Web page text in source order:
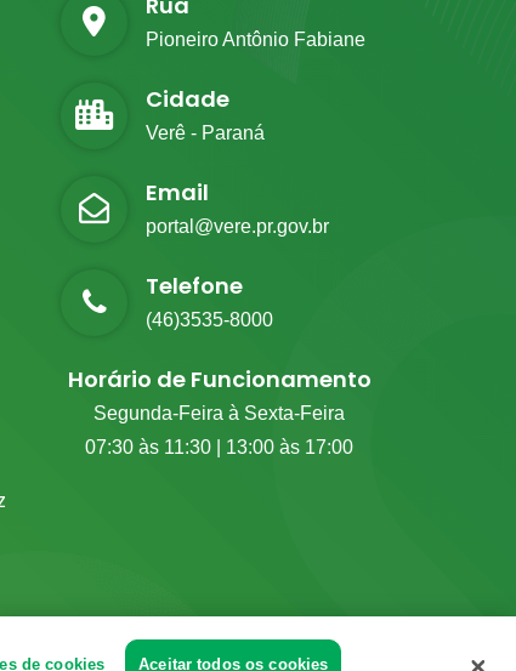
Pioneiro Antônio Fabiane
Cidade
Verê - Paraná
Email
portal@vere.pr.gov.br
Telefone
(46)3535-8000
Horário de Funcionamento
Segunda-Feira à Sexta-Feira
07:30 às 11:30 | 13:00 às 17:00
de cookies Aceitar todos os cookies